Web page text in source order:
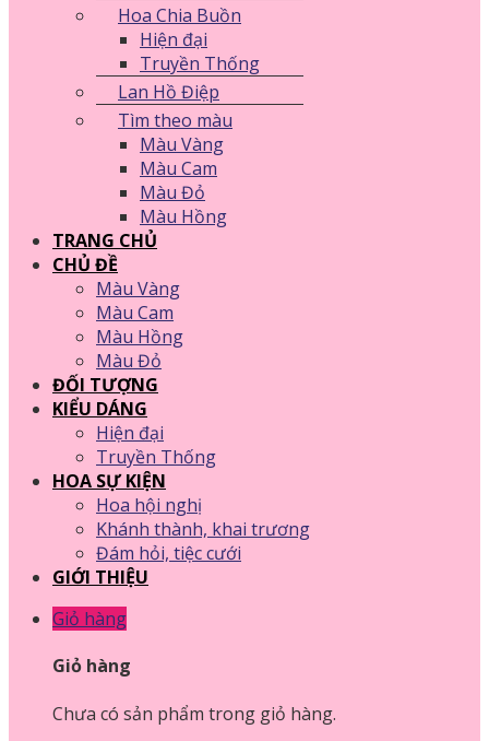
Hoa Chia Buồn
Hiện đại
Truyền Thống
Lan Hồ Điệp
Tìm theo màu
Màu Vàng
Màu Cam
Màu Đỏ
Màu Hồng
TRANG CHỦ
CHỦ ĐỀ
Màu Vàng
Màu Cam
Màu Hồng
Màu Đỏ
ĐỐI TƯỢNG
KIỂU DÁNG
Hiện đại
Truyền Thống
HOA SỰ KIỆN
Hoa hội nghị
Khánh thành, khai trương
Đám hỏi, tiệc cưới
GIỚI THIỆU
Giỏ hàng
Giỏ hàng
Chưa có sản phẩm trong giỏ hàng.